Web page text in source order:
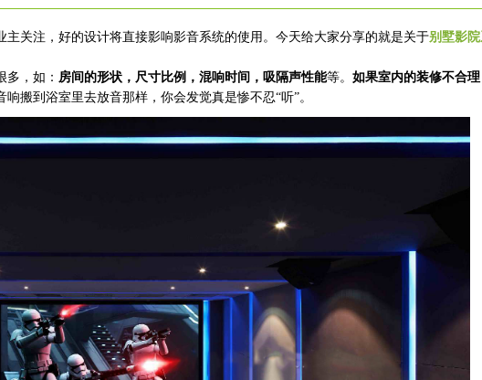
关注，好的设计将直接影响影音系统的使用。今天给大家分享的就是关于别墅影
，如： 房间的形状，尺寸比例，混响时间，吸隔声性能等。 如果室内的装修不合
搬到浴室里去放音那样，你会发觉真是惨不忍“听”。